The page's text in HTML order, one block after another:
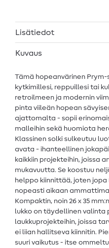
Lisätiedot
Kuvaus
Tämä hopeanvärinen
kytkimillesi, reppuillesi tai
retroilmeen ja modernin
pinta viileän hopean
ajattomalta - sopii
malleihin sekä huomiota
Klassinen solki sulkeutuu
avata - ihanteellinen
kaikkiin projekteihin, joissa
mukavuutta. Se koostuu
helppo kiinnittää, joten
nopeasti aikaan
Kompaktin, noin 26 x 35
lukko on täydellinen valinta
laukkuprojekteihin, joissa
ei liian hallitseva kiinnitin.
suuri vaikutus - itse